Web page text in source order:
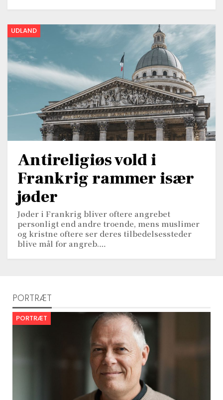
UDLAND
Antireligiøs vold i
Frankrig rammer især
jøder
Jøder i Frankrig bliver oftere angrebet
personligt end andre troende, mens muslimer
og kristne oftere ser deres tilbedelsessteder
blive mål for angreb.…
PORTRÆT
PORTRÆT